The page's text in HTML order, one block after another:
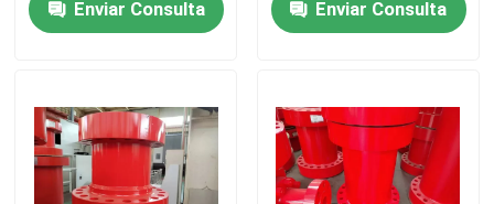
Productos
Visita a la fábrica
Enviar Consulta Enviar Consulta